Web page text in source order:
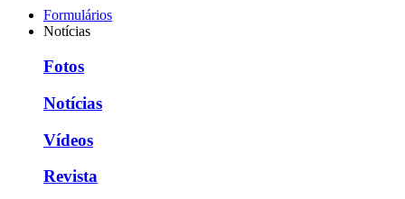
Formulários
Notícias
Fotos
Notícias
Vídeos
Revista